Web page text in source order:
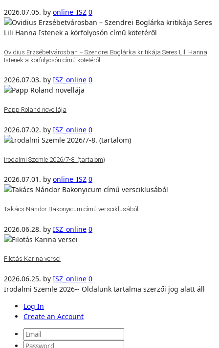
2026.07.05. by online_ISZ 0
Ovidius Erzsébetvárosban – Szendrei Boglárka kritikája Seres Lili Hanna
Istenek a körfolyosón című kötetéről
2026.07.03. by ISZ_online 0
Papp Roland novellája
2026.07.02. by ISZ_online 0
Irodalmi Szemle 2026/7-8. (tartalom)
2026.07.01. by online_ISZ 0
Takács Nándor Bakonyicum című versciklusából
2026.06.28. by ISZ_online 0
Filotás Karina versei
2026.06.25. by ISZ_online 0
Irodalmi Szemle 2026-- Oldalunk tartalma szerzői jog alatt áll
Log In
Create an Account